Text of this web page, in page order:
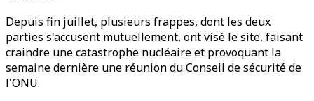
Depuis fin juillet, plusieurs frappes, dont les deux
parties s'accusent mutuellement, ont visé le site, faisant
craindre une catastrophe nucléaire et provoquant la
semaine dernière une réunion du Conseil de sécurité de
l'ONU.